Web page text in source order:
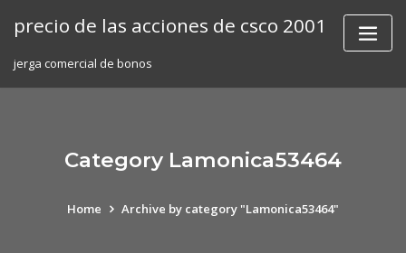
precio de las acciones de csco 2001
jerga comercial de bonos
Category Lamonica53464
Home Archive by category "Lamonica53464"